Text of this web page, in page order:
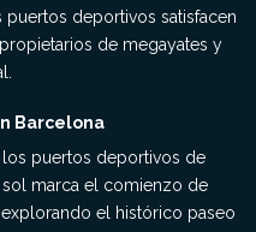
puertos deportivos satisfacen
de megayates y
Barcelona
los puertos deportivos de
marca el comienzo de
explorando el histórico paseo